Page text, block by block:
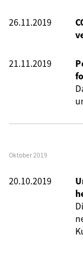
26.11.2019
21.11.2019
Oktober 2019
20.10.2019